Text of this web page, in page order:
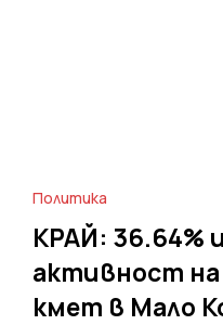
Политика
КРАЙ: 36.64%
активност
кмет в Мало